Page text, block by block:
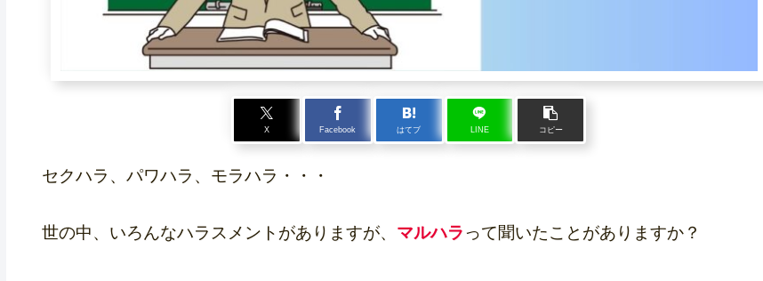
X Facebook はてブ LINE コピー
セクハラ、パワハラ、モラハラ・・・
世の中、いろんなハラスメントがありますが、 マルハラ って聞いたことがありますか？